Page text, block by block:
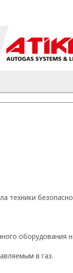
техники
оборудования
в газ.